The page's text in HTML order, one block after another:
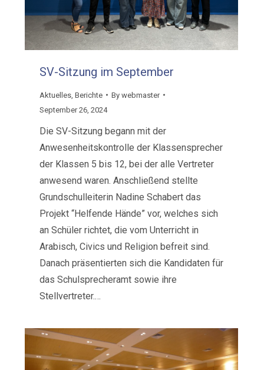
SV-Sitzung im September
Aktuelles ,Berichte Bywebmaster
September 26, 2024
Die SV-Sitzung begann mit der
Anwesenheitskontrolle der Klassensprecher
der Klassen 5 bis 12, bei der alle Vertreter
anwesend waren. Anschließend stellte
Grundschulleiterin Nadine Schabert das
Projekt “Helfende Hände” vor, welches sich
an Schüler richtet, die vom Unterricht in
Arabisch, Civics und Religion befreit sind.
Danach präsentierten sich die Kandidaten für
das Schulsprecheramt sowie ihre
Stellvertreter.…